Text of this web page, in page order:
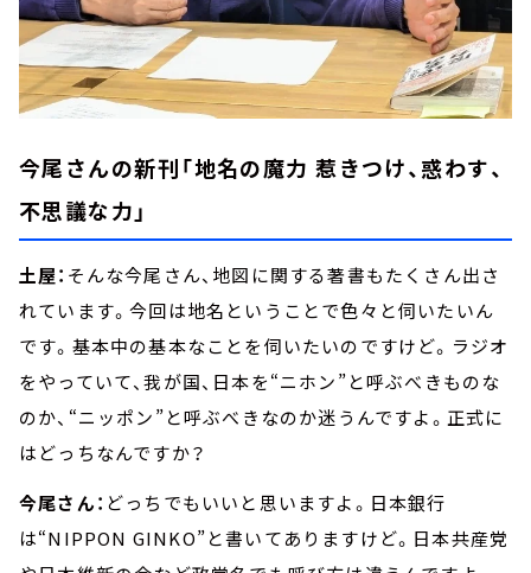
今尾さんの新刊「地名の魔力 惹きつけ、惑わす、
不思議な力」
土屋： そんな今尾さん、地図に関する著書もたくさん出さ
れています。今回は地名ということで色々と伺いたいん
です。基本中の基本なことを伺いたいのですけど。ラジオ
をやっていて、我が国、日本を“ニホン”と呼ぶべきものな
のか、“ニッポン”と呼ぶべきなのか迷うんですよ。正式に
はどっちなんですか？
今尾さん： どっちでもいいと思いますよ。日本銀行
は“NIPPON GINKO”と書いてありますけど。日本共産党